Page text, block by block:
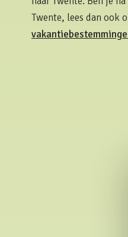
Twente, lees dan ook